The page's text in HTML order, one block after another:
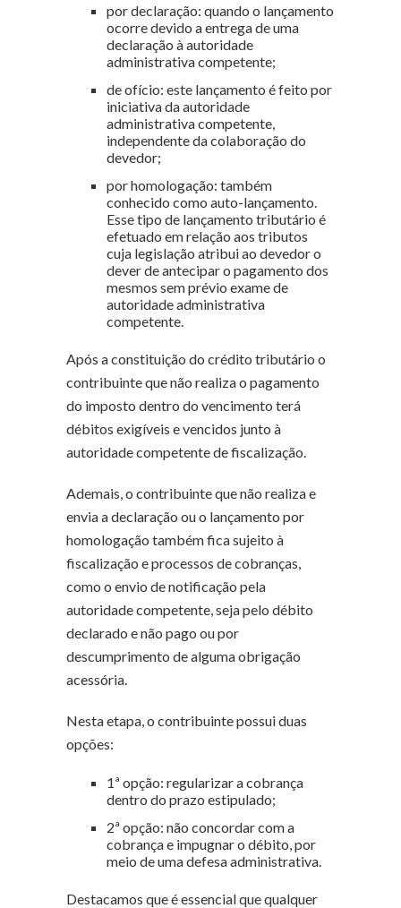
por declaração: quando o lançamento
ocorre devido a entrega de uma
declaração à autoridade
administrativa competente;
de ofício: este lançamento é feito por
iniciativa da autoridade
administrativa competente,
independente da colaboração do
devedor;
por homologação: também
conhecido como auto-lançamento.
Esse tipo de lançamento tributário é
efetuado em relação aos tributos
cuja legislação atribui ao devedor o
dever de antecipar o pagamento dos
mesmos sem prévio exame de
autoridade administrativa
competente.
Após a constituição do crédito tributário o
contribuinte que não realiza o pagamento
do imposto dentro do vencimento terá
débitos exigíveis e vencidos junto à
autoridade competente de fiscalização.
Ademais, o contribuinte que não realiza e
envia a declaração ou o lançamento por
homologação também fica sujeito à
fiscalização e processos de cobranças,
como o envio de notificação pela
autoridade competente, seja pelo débito
declarado e não pago ou por
descumprimento de alguma obrigação
acessória.
Nesta etapa, o contribuinte possui duas
opções:
1ª opção: regularizar a cobrança
dentro do prazo estipulado;
2ª opção: não concordar com a
cobrança e impugnar o débito, por
meio de uma defesa administrativa.
Destacamos que é essencial que qualquer